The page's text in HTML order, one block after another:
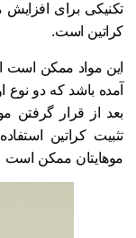
برای افزایش
است.
مواد ممکن است از
باشد که دو نوع
از قرار گرفتن
کراتین
ممکن است ۹۰ دقیقه یا بیشتر طول بکشد.